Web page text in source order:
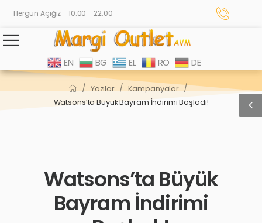
Hergün Açığız - 10:00 - 22:00
EN BG EL RO DE
/ Yazılar / Kampanyalar /
Watsons’ta Büyük Bayram İndirimi Başladı!
Watsons’ta Büyük
Bayram İndirimi